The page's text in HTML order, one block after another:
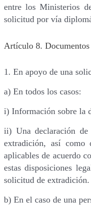
entre los Ministerios
solicitud por vía
Artículo 8. Documentos
1. En apoyo de una
a) En todos los casos:
i) Información sobre la
ii) Una declaración
extradición, así como
aplicables de acuerdo
estas disposiciones
solicitud de extradición.
b) En el caso de una